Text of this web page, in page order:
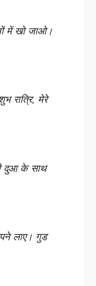
में खो जाओ।
रात्रि, मेरे
दुआ के साथ
लाए। गुड